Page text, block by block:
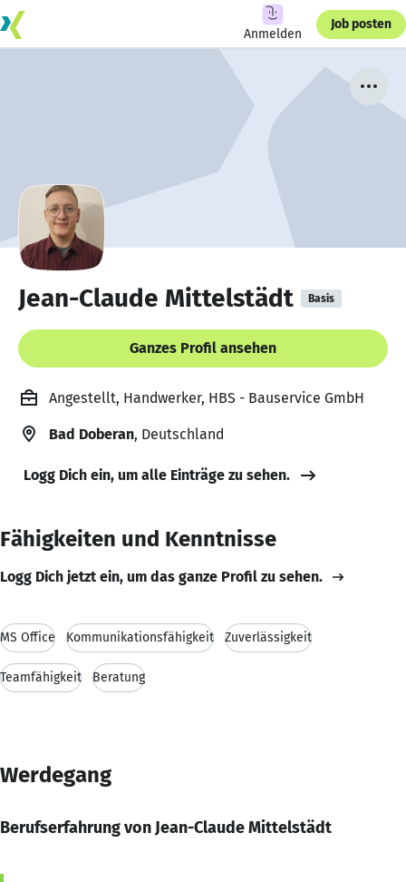
Anmelden
Job posten
Jean-Claude Mittelstädt Basis
Ganzes Profil ansehen
Angestellt, Handwerker, HBS - Bauservice GmbH
Bad Doberan, Deutschland
Logg Dich ein, um alle Einträge zu sehen.
Fähigkeiten und Kenntnisse
Logg Dich jetzt ein, um das ganze Profil zu sehen.
MS Office Kommunikationsfähigkeit Zuverlässigkeit
Teamfähigkeit Beratung
Werdegang
Berufserfahrung von Jean-Claude Mittelstädt